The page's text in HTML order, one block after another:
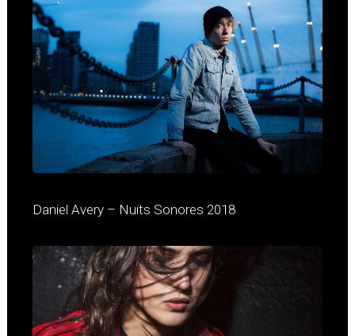
Daniel Avery – Nuits Sonores 2018